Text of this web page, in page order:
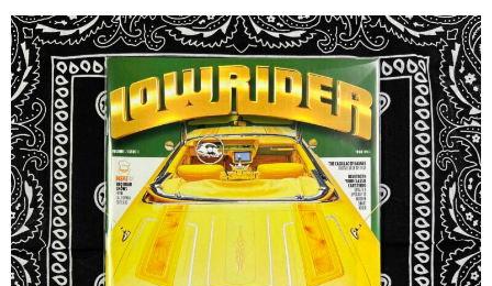
新商品
ウェア
全商品（ウェア）
Tシャツ
ロングTシャツ
ゲームシャツ